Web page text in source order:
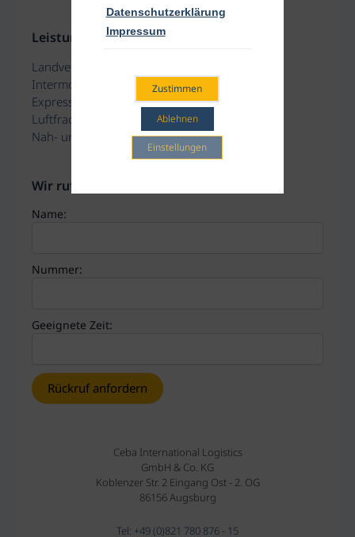
Leistungen
Landverkehr
Intermodal Verkehr
Expressversand
Luftfracht
Nah- und Mittelost
Wir rufen Sie gerne zurück
Name:
Nummer:
Geeignete Zeit:
Ceba International Logistics
GmbH & Co. KG
Koblenzer Str. 2 Eingang Ost - 2. OG
86156 Augsburg
Tel: +49 (0)821 780 876 - 15
Datenschutzerklärung
Impressum
Zustimmen
Ablehnen
Einstellungen